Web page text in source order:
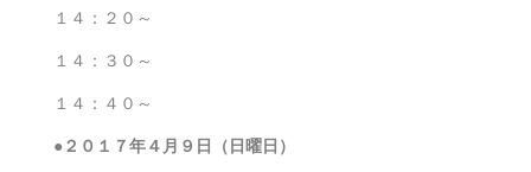
１４：２０～
１４：３０～
１４：４０～
●２０１７年４ 月９日（日曜日）